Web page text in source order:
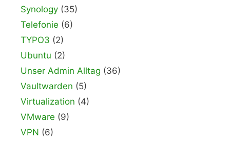
Synology (35)
Telefonie (6)
TYPO3 (2)
Ubuntu (2)
Unser Admin Alltag (36)
Vaultwarden (5)
Virtualization (4)
VMware (9)
VPN (6)